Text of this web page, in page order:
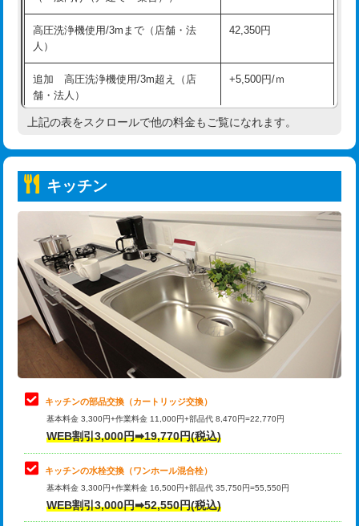
持込商品取付（単水栓） 13,200円
持込商品取付（混合水栓）
持込商品取付（浄水器・分岐水栓） 16,500円
持込商品取付（温水洗浄便座） 22,000円
持込商品取付（普通便座⇔温水洗浄便
22,000円
給水管工事※（ホール加工)
給水管工事※（バンド止め) 3,300円
給水管工事※（支持金具設置) 5,500円
給水管工事※（保温材使用（バンド止
め込み）)
5,500円
給水管工事※（土の掘削・埋め戻し作
11,000円
給水管工事※（塩ビ管（VP・HI）使
用/3ｍまで)
給水管工事※（塩ビ管（VP・HI）使
用（追加）/3ｍ超え)
給水管工事※（ライニング鋼管・銅
管・ポリ管・HT管使用/3ｍまで)
44,000円
高圧洗浄機使用/3mまで（店舗・法
人）
42,350円
追加 高圧洗浄機使用/3m超え（店
舗・法人）
+5,500円/ｍ
高度高圧洗浄換 現地調査
トーラー機使用/3mまで
追加トーラー機使用/3m超え +3,300円
カメラ調査 33,000円
桝清掃 8,800円
止水・漏水調査・防水処理・清掃・修
理・調整・分解・加工など（軽作業）
11,000円
止水・漏水調査・防水処理・清掃・修
理・調整・分解・加工など（中作業）
22,000円
止水・漏水調査・防水処理・清掃・修
理・調整・分解・加工など（重作業）
33,000円
お風呂タンク脱着
その他部品の脱着
上記の表をスクロールで他の料金もご覧になれます。
キッチン
キッチンの部品交換（カートリッジ交換）
基本料金 3,300円+作業料金 11,000円+部品代 8,470円=22,770円
WEB割引3,000円➡19,770円(税込)
キッチンの水栓交換（ワンホール混合栓）
基本料金 3,300円+作業料金 16,500円+部品代 35,750円=55,550円
WEB割引3,000円➡52,550円(税込)